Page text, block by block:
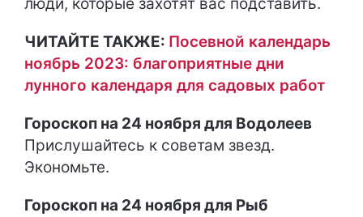
ЧИТАЙТЕ ТАКЖЕ: Посевной календарь
ноябрь 2023: благоприятные дни
лунного календаря для садовых работ
Гороскоп на 24 ноября для Водолеев
Прислушайтесь к советам звезд.
Экономьте.
Гороскоп на 24 ноября для Рыб